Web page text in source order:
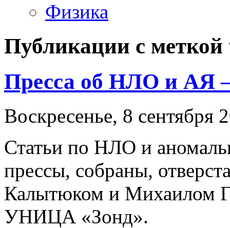
Физика
Публикации с
Пресса об НЛО и АЯ
Воскресенье, 8 сентября
Статьи по НЛО и
прессы, собраны,
Калытюком и Михаилом
УНИЦА «Зонд».